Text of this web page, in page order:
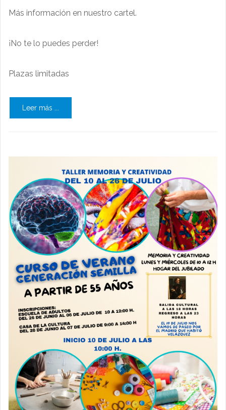
Más información en nuestro cartel.
¡No te lo puedes perder!
Plazas limitadas
Leer más ...